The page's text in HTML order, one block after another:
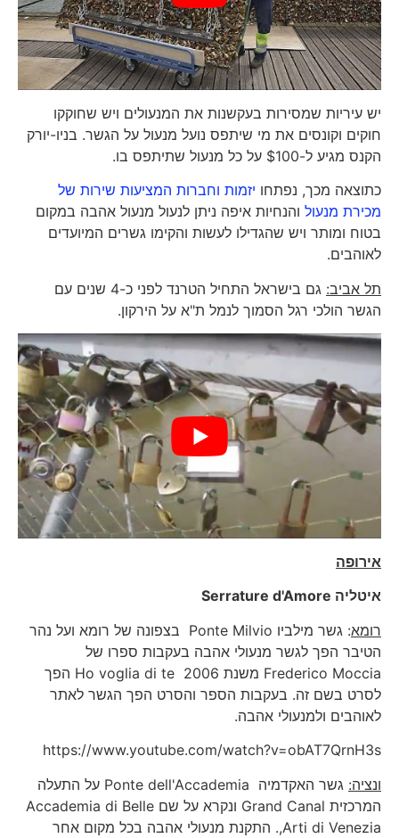
יש עיריות שמסירות בעקשנות את המנעולים ויש שחוקקו
חוקים וקונסים את מי שיתפס נועל מנעול על הגשר. בניו-יורק
הקנס מגיע ל-$100 על כל מנעול שתיתפס בו.
כתוצאה מכך, נפתחויזמות וחברות המציעות שירות של
מכירת מנעולוהנחיות איפה ניתן לנעול מנעול אהבה במקום
בטוח ומותר ויש שהגדילו לעשות והקימו גשרים המיועדים
לאוהבים.
תל אביב:
גם בישראל התחיל הטרנד לפני כ-4 שנים עם
הגשר הולכי רגל הסמוך לנמל ת"א על הירקון.
אירופה
איטליהSerrature d'Amore
רומא
: גשר מילביו Ponte Milvio בצפונה של רומא ועל נהר
הטיבר הפך לגשר מנעולי אהבה בעקבות ספרו של
Frederico Moccia משנת 2006 Ho voglia di te הפך
לסרט בשם זה. בעקבות הספר והסרט הפך הגשר לאתר
לאוהבים ולמנעולי אהבה.
https://www.youtube.com/watch?v=obAT7QrnH3s
ונציה:
גשר האקדמיה Ponte dell'Accademia על התעלה
המרכזית Grand Canal ונקרא על שם Accademia di Belle
Arti di Venezia,. התקנת מנעולי אהבה בכל מקום אחר